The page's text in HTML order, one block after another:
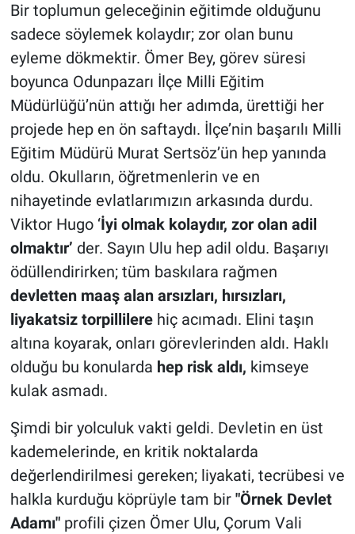
Bir toplumun geleceğinin eğitimde olduğunu
sadece söylemek kolaydır; zor olan bunu
eyleme dökmektir. Ömer Bey, görev süresi
boyunca Odunpazarı İlçe Milli Eğitim
Müdürlüğü’nün attığı her adımda, ürettiği her
projede hep en ön saftaydı. İlçe’nin başarılı Milli
Eğitim Müdürü Murat Sertsöz’ün hep yanında
oldu. Okulların, öğretmenlerin ve en
nihayetinde evlatlarımızın arkasında durdu.
Viktor Hugo ‘İyi olmak kolaydır, zor olan adil
olmaktır’ der. Sayın Ulu hep adil oldu. Başarıyı
ödüllendirirken; tüm baskılara rağmen
devletten maaş alan arsızları, hırsızları,
liyakatsiz torpillilerehiç acımadı. Elini taşın
altına koyarak, onları görevlerinden aldı. Haklı
olduğu bu konularda hep risk aldı, kimseye
kulak asmadı.
Şimdi bir yolculuk vakti geldi. Devletin en üst
kademelerinde, en kritik noktalarda
değerlendirilmesi gereken; liyakati, tecrübesi ve
halkla kurduğu köprüyle tam bir "Örnek Devlet
Adamı"profili çizen Ömer Ulu, Çorum Vali